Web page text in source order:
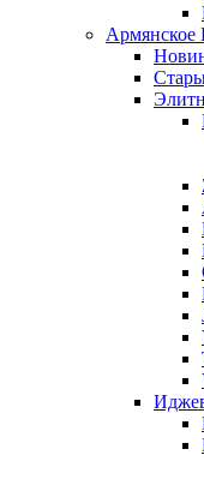
Армянское